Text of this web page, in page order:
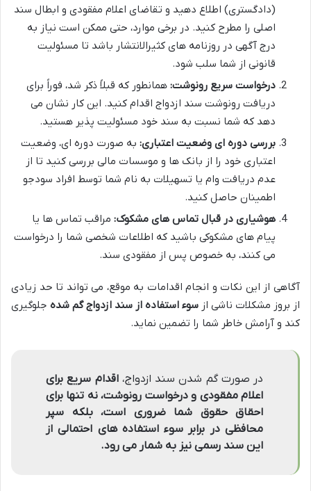
(دادگستری) اطلاع دهید و تقاضای اعلام مفقودی و ابطال سند
اصلی را مطرح کنید. در برخی موارد، حتی ممکن است نیاز به
درج آگهی در روزنامه های کثیرالانتشار باشد تا مسئولیت
قانونی از شما سلب شود.
درخواست سریع رونوشت: همانطور که قبلاً ذکر شد، فوراً برای
دریافت رونوشت سند ازدواج اقدام کنید. این کار نشان می
دهد که شما نسبت به سند خود مسئولیت پذیر هستید.
بررسی دوره ای وضعیت اعتباری: به صورت دوره ای، وضعیت
اعتباری خود را از بانک ها و موسسات مالی بررسی کنید تا از
عدم دریافت وام یا تسهیلات به نام شما توسط افراد سودجو
اطمینان حاصل کنید.
هوشیاری در قبال تماس های مشکوک: مراقب تماس ها یا
پیام های مشکوکی باشید که اطلاعات شخصی شما را درخواست
می کنند، به خصوص پس از مفقودی سند.
آگاهی از این نکات و انجام اقدامات به موقع، می تواند تا حد زیادی
از بروز مشکلات ناشی از سوء استفاده از سند ازدواج گم شده جلوگیری
کند و آرامش خاطر شما را تضمین نماید.
در صورت گم شدن سند ازدواج،اقدام سریع برای
اعلام مفقودی و درخواست رونوشت، نه تنها برای
احقاق حقوق شما ضروری است، بلکه سپر
محافظی در برابر سوء استفاده های احتمالی از
این سند رسمی نیز به شمار می رود.